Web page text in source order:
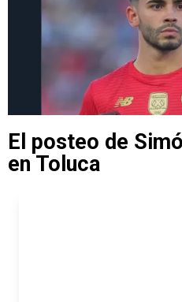
El posteo de
en Toluca